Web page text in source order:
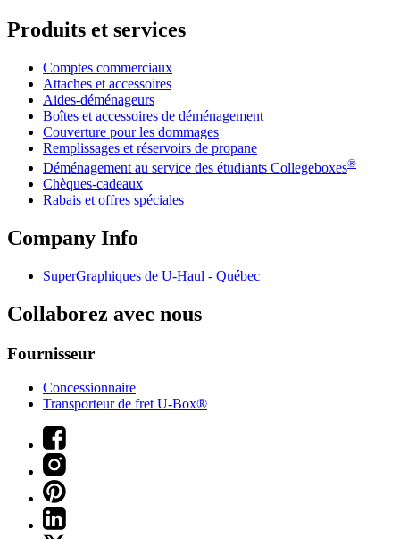
Produits et services
Comptes commerciaux
Attaches et accessoires
Aides-déménageurs
Boîtes et accessoires de déménagement
Couverture pour les dommages
Remplissages et réservoirs de propane
Déménagement au service des étudiants Collegeboxes®
Chèques-cadeaux
Rabais et offres spéciales
Company Info
SuperGraphiques de U-Haul - Québec
Collaborez avec nous
Fournisseur
Concessionnaire
Transporteur de fret U-Box®